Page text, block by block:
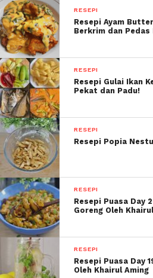
RESEPI
Resepi Ayam
Berkrim dan Pedas
RESEPI
Resepi Gulai Ikan
Pekat dan Padu!
RESEPI
Resepi Popia
RESEPI
Resepi Puasa Day
Goreng Oleh
RESEPI
Resepi Puasa Day
Oleh Khairul Aming